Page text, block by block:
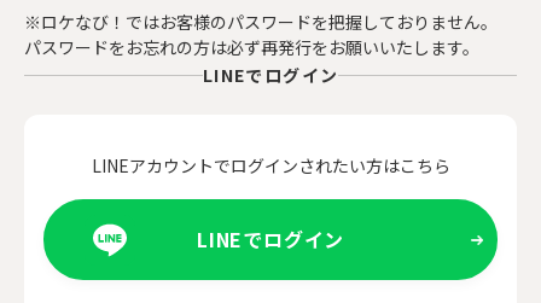
※ロケなび！ではお客様のパスワードを把握しておりません。
パスワードをお忘れの方は必ず再発行をお願いいたします。
LINEでログイン
LINEアカウントでログインされたい方はこちら
LINEでログイン